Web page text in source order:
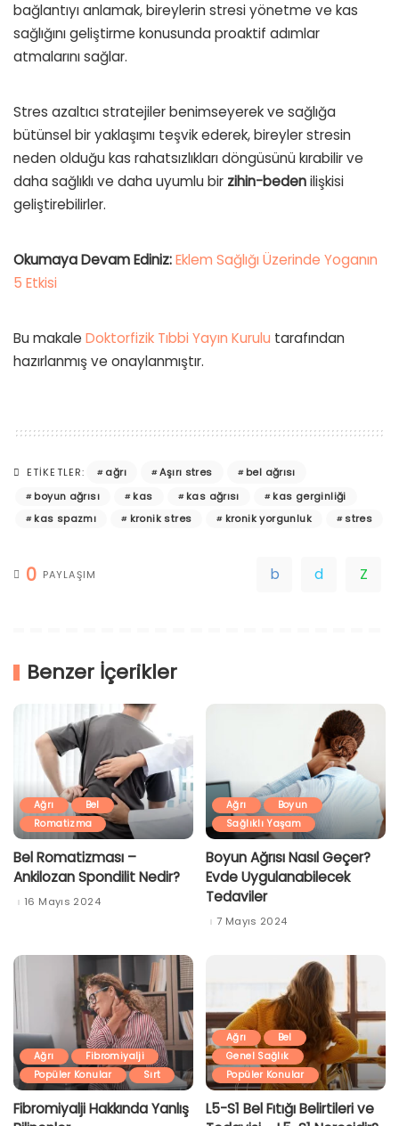
bağlantıyı anlamak, bireylerin stresi yönetme ve kas
sağlığını geliştirme konusunda proaktif adımlar
atmalarını sağlar.
Stres azaltıcı stratejiler benimseyerek ve sağlığa
bütünsel bir yaklaşımı teşvik ederek, bireyler stresin
neden olduğu kas rahatsızlıkları döngüsünü kırabilir ve
daha sağlıklı ve daha uyumlu bir zihin-bedenilişkisi
geliştirebilirler.
Okumaya Devam Ediniz:Eklem Sağlığı Üzerinde Yoganın
5 Etkisi
Bu makale Doktorfizik Tıbbi Yayın Kurulu tarafından
hazırlanmış ve onaylanmıştır.
ETIKETLER: ağrı Aşırı stres
bel ağrısı
boyun ağrısı
kas kas ağrısı
kas gerginliği
kas spazmı
kronik stres kronik yorgunluk stres
0 PAYLAŞIM
Benzer İçerikler
Ağrı
Bel
Romatizma
Bel Romatizması –
Ankilozan Spondilit Nedir?
16 Mayıs 2024
Ağrı
Boyun
Sağlıklı Yaşam
Boyun Ağrısı Nasıl Geçer?
Evde Uygulanabilecek
Tedaviler
7 Mayıs 2024
Ağrı
Fibromiyalji
Popüler Konular
Sırt
Fibromiyalji Hakkında Yanlış
Ağrı
Bel
Genel Sağlık
Popüler Konular
L5-S1 Bel Fıtığı Belirtileri ve